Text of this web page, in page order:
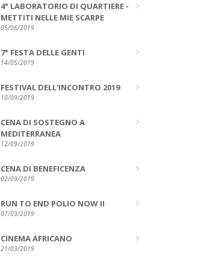
4° LABORATORIO DI QUARTIERE -
METTITI NELLE MIE SCARPE
05/06/2019
7° FESTA DELLE GENTI
14/05/2019
FESTIVAL DELL'INCONTRO 2019
10/09/2019
CENA DI SOSTEGNO A
MEDITERRANEA
12/09/2019
CENA DI BENEFICENZA
02/09/2019
RUN TO END POLIO NOW II
07/03/2019
CINEMA AFRICANO
21/03/2019